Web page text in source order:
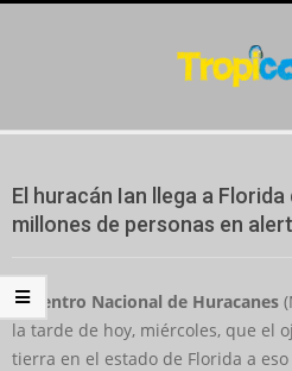
Menu
El huracán Ian llega a
millones de personas en
El Centro Nacional de Huracanes
la tarde de hoy, miércoles, que el
tierra en el estado de Florida a